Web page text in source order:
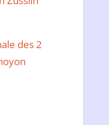
des 2